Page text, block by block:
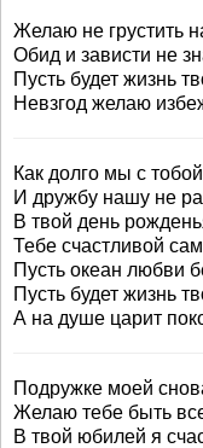
Желаю не грустить
Обид и зависти не
Пусть будет жизнь
Невзгод желаю
Как долго мы с
И дружбу нашу не
В твой день
Тебе счастливой
Пусть океан любви
Пусть будет жизнь
А на душе царит
Подружке моей
Желаю тебе быть
В твой юбилей я